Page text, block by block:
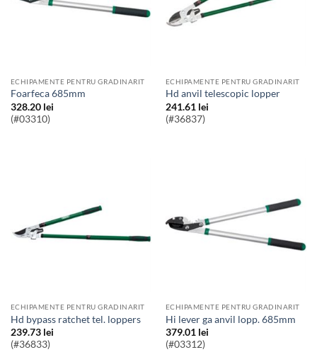
ECHIPAMENTE PENTRU GRADINARIT
Foarfeca 685mm
328.20 lei
(#03310)
ECHIPAMENTE PENTRU GRADINARIT
hd anvil telescopic lopper
241.61 lei
(#36837)
ECHIPAMENTE PENTRU GRADINARIT
hd bypass ratchet tel. loppers
239.73 lei
(#36833)
ECHIPAMENTE PENTRU GRADINARIT
hi lever ga anvil lopp. 685mm
379.01 lei
(#03312)